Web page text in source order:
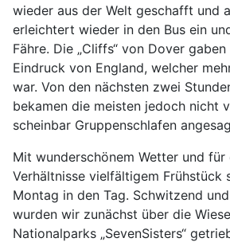
wieder aus der Welt geschafft und
erleichtert wieder in den Bus ein
Fähre. Die „Cliffs“ von Dover
Eindruck von England, welcher
war. Von den nächsten zwei
bekamen die meisten jedoch nicht
scheinbar Gruppenschlafen
Mit wunderschönem Wetter und für
Verhältnisse vielfältigem Frühstück
Montag in den Tag. Schwitzend
wurden wir zunächst über die
Nationalparks „SevenSisters“